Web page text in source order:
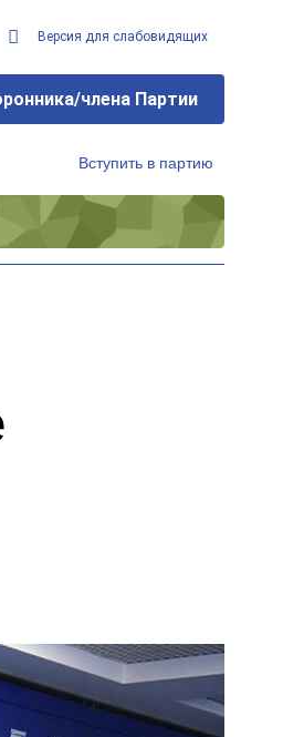
Версия для слабовидящих
члена Партии
Вступить в партию